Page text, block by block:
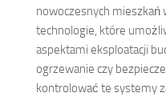
nowoczesnych
technologie, które
aspektami eksploatacji
ogrzewanie czy
kontrolować te systemy